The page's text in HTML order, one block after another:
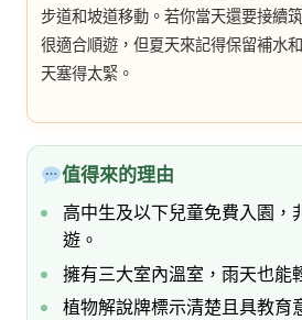
步道和坡道移動。若你當天還要接續
很適合順遊，但夏天來記得保留補水
天塞得太緊。
值得來的理由
高中生及以下兒童免費入園，
遊。
擁有三大室內溫室，雨天也能
植物解說牌標示清楚且具教育